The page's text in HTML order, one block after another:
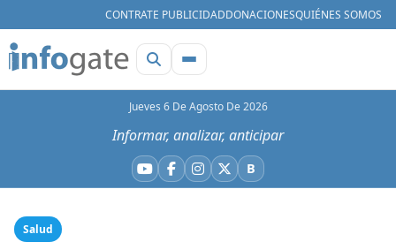
CONTRATE PUBLICIDADDONACIONESQUIÉNES SOMOS
Jueves 6 De Agosto De 2026
Informar, analizar, anticipar
YouTube
Facebook
Instagram
X BBluesky
Salud